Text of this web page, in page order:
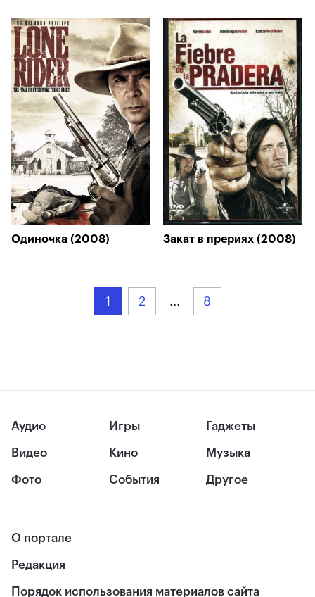
Одиночка (2008) Закат в прериях (2008)
1 2 ... 8
Аудио
Видео
Фото
Игры
Кино
События
Гаджеты
Музыка
Другое
О портале
Редакция
Порядок использования материалов сайта